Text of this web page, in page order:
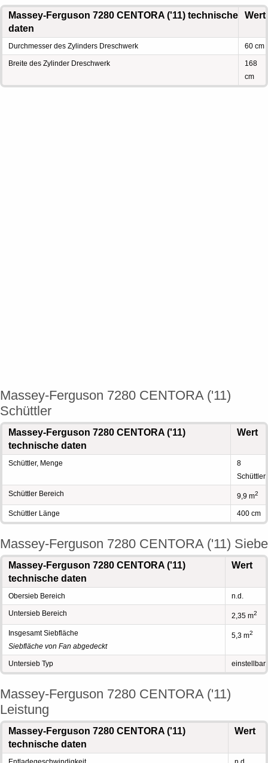
Massey-Ferguson 7280 CENTORA ('11) technische
daten
Wert
Durchmesser des Zylinders Dreschwerk 60 cm
Breite des Zylinder Dreschwerk
168
cm
Massey-Ferguson 7280 CENTORA ('11)
Schüttler
Massey-Ferguson 7280 CENTORA ('11)
technische daten
Wert
Schüttler, Menge
8
Schüttler
Schüttler Bereich 9,9 m2
Schüttler Länge 400 cm
Massey-Ferguson 7280 CENTORA ('11) Siebe
Massey-Ferguson 7280 CENTORA ('11)
technische daten
Wert
Obersieb Bereich n.d.
Untersieb Bereich 2,35 m2
Insgesamt Siebfläche
Siebfläche von Fan abgedeckt
5,3 m2
Untersieb Typ einstellbar
Massey-Ferguson 7280 CENTORA ('11)
Leistung
Massey-Ferguson 7280 CENTORA ('11)
technische daten
Wert